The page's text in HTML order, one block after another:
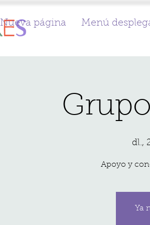
Nueva página Menú
dl.,
Apoyo y
Ya